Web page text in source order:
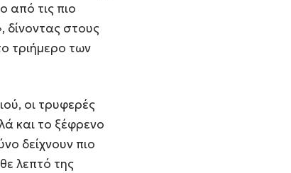
από τις πιο
δίνοντας στους
τριήμερο των
οι τρυφερές
και το ξέφρενο
δείχνουν πιο
λεπτό της